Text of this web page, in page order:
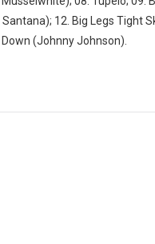
12. Big Legs Tight
(Johnny Johnson).